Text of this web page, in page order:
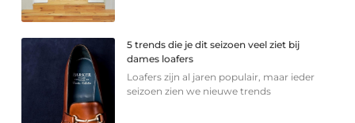
5 trends die je dit seizoen veel ziet bij
dames loafers
Loafers zijn al jaren populair, maar ieder
seizoen zien we nieuwe trends